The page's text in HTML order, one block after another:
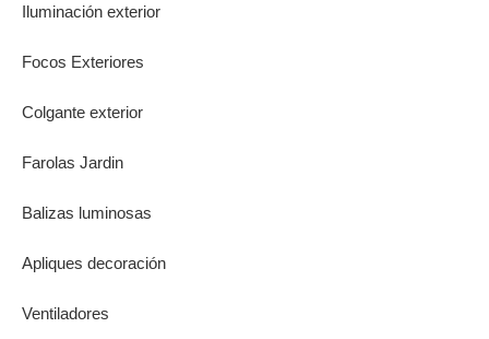
Iluminación exterior
Focos Exteriores
Colgante exterior
Farolas Jardin
Balizas luminosas
Apliques decoración
Ventiladores